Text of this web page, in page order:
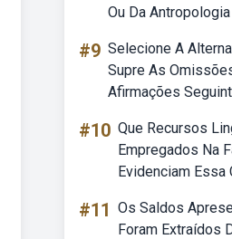
Ou Da Antropologia
#9 Selecione A
Supre As
Afirmações
#10 Que Recursos
Empregados Na
Evidenciam Essa
#11 Os Saldos
Foram Extraídos